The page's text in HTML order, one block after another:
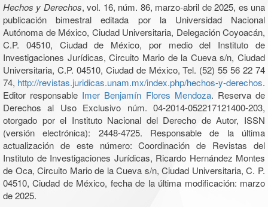
Hechos y Derechos, vol. 16, núm. 86, marzo-abril de 2025, es una
publicación bimestral editada por la Universidad Nacional
Autónoma de México, Ciudad Universitaria, Delegación Coyoacán,
C.P. 04510, Ciudad de México, por medio del Instituto de
Investigaciones Jurídicas, Circuito Mario de la Cueva s/n, Ciudad
Universitaria, C.P. 04510, Ciudad de México, Tel. (52) 55 56 22 74
74, http://revistas.juridicas.unam.mx/index.php/hechos-y-derechos.
Editor responsable Imer Benjamín Flores Mendoza. Reserva de
Derechos al Uso Exclusivo núm. 04-2014-052217121400-203,
otorgado por el Instituto Nacional del Derecho de Autor, ISSN
(versión electrónica): 2448-4725. Responsable de la última
actualización de este número: Coordinación de Revistas del
Instituto de Investigaciones Jurídicas, Ricardo Hernández Montes
de Oca, Circuito Mario de la Cueva s/n, Ciudad Universitaria, C. P.
04510, Ciudad de México, fecha de la última modificación: marzo
de 2025.